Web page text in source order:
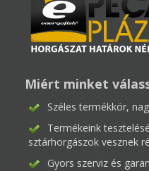
Miért minket
Széles termékkör,
Termékeink
sztárhorgászok vesznek
Gyors szerviz és